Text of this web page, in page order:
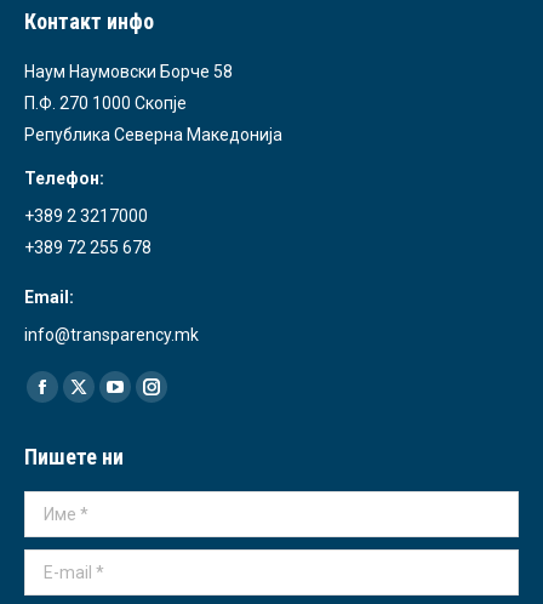
Контакт инфо
Наум Наумовски Борче 58
П.Ф. 270 1000 Скопје
Република Северна Македонија
Телефон:
+389 2 3217000
+389 72 255 678
Email:
info@transparency.mk
Find us on:
Facebook
opens
in
new
X
opens
in
YouTube
opens
in
Instagram
in
Пишете ни
Име *
E-mail *